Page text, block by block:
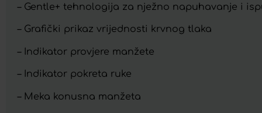
– Gentle+ tehnologija za nježno napuhavanje i
– Grafički prikaz vrijednosti krvnog tlaka
– Indikator provjere manžete
– Indikator pokreta ruke
– Meka konusna manžeta